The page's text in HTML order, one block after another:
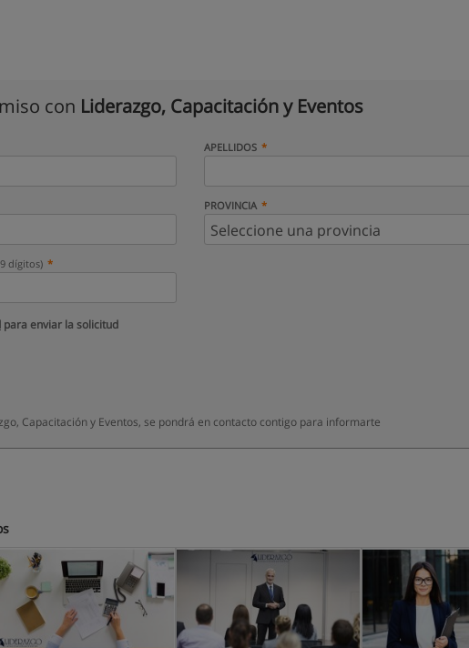
con Liderazgo, Capacitación y Eventos
APELLIDOS
PROVINCIA
dígitos)
para enviar la solicitud
Capacitación y Eventos, se pondrá en contacto contigo para informarte